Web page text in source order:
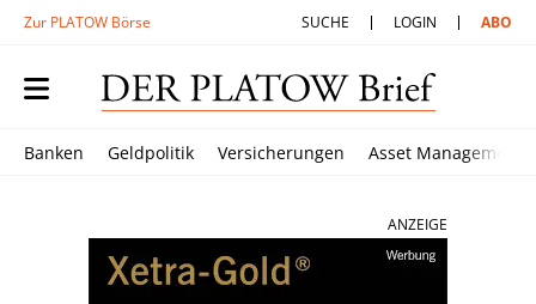
Zur PLATOW Börse SUCHE LOGIN ABO
Banken Geldpolitik Versicherungen Asset Management
ANZEIGE